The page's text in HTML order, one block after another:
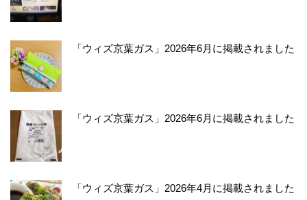
「ウィズ京葉ガス」2026年6月に掲載されました
「ウィズ京葉ガス」2026年6月に掲載されました
「ウィズ京葉ガス」2026年4月に掲載されました